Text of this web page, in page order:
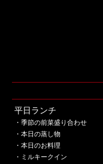
平日ランチ
・季節の前菜盛り合わせ
・本日の蒸し物
・本日のお料理
・ミルキークイン